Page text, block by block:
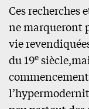
Ces recherches
ne marqueront
vie
du 19e